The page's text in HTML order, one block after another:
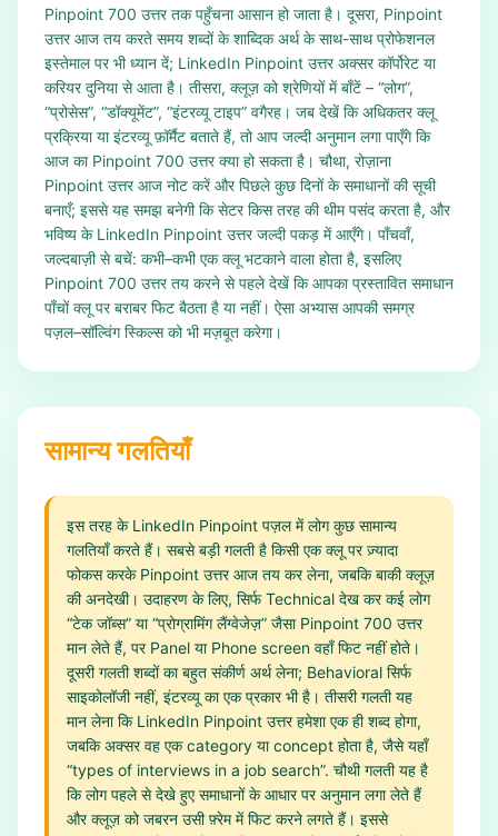
Pinpoint 700 उत्तर तक पहुँचना आसान हो जाता है। दूसरा, Pinpoint
उत्तर आज तय करते समय शब्दों के शाब्दिक अर्थ के साथ-साथ प्रोफेशनल
इस्तेमाल पर भी ध्यान दें; LinkedIn Pinpoint उत्तर अक्सर कॉर्पोरेट या
करियर दुनिया से आता है। तीसरा, क्लूज़ को श्रेणियों में बाँटें – “लोग”,
“प्रोसेस”, “डॉक्यूमेंट”, “इंटरव्यू टाइप” वगैरह। जब देखें कि अधिकतर क्लू
प्रक्रिया या इंटरव्यू फ़ॉर्मैट बताते हैं, तो आप जल्दी अनुमान लगा पाएँगे कि
आज का Pinpoint 700 उत्तर क्या हो सकता है। चौथा, रोज़ाना
Pinpoint उत्तर आज नोट करें और पिछले कुछ दिनों के समाधानों की सूची
बनाएँ; इससे यह समझ बनेगी कि सेटर किस तरह की थीम पसंद करता है, और
भविष्य के LinkedIn Pinpoint उत्तर जल्दी पकड़ में आएँगे। पाँचवाँ,
जल्दबाज़ी से बचें: कभी–कभी एक क्लू भटकाने वाला होता है, इसलिए
Pinpoint 700 उत्तर तय करने से पहले देखें कि आपका प्रस्तावित समाधान
पाँचों क्लू पर बराबर फिट बैठता है या नहीं। ऐसा अभ्यास आपकी समग्र
पज़ल–सॉल्विंग स्किल्स को भी मज़बूत करेगा।
सामान्य गलतियाँ
इस तरह के LinkedIn Pinpoint पज़ल में लोग कुछ सामान्य
गलतियाँ करते हैं। सबसे बड़ी गलती है किसी एक क्लू पर ज़्यादा
फोकस करके Pinpoint उत्तर आज तय कर लेना, जबकि बाकी क्लूज़
की अनदेखी। उदाहरण के लिए, सिर्फ Technical देख कर कई लोग
“टेक जॉब्स” या “प्रोग्रामिंग लैंग्वेजेज़” जैसा Pinpoint 700 उत्तर
मान लेते हैं, पर Panel या Phone screen वहाँ फिट नहीं होते।
दूसरी गलती शब्दों का बहुत संकीर्ण अर्थ लेना; Behavioral सिर्फ
साइकोलॉजी नहीं, इंटरव्यू का एक प्रकार भी है। तीसरी गलती यह
मान लेना कि LinkedIn Pinpoint उत्तर हमेशा एक ही शब्द होगा,
जबकि अक्सर वह एक category या concept होता है, जैसे यहाँ
“types of interviews in a job search”. चौथी गलती यह है
कि लोग पहले से देखे हुए समाधानों के आधार पर अनुमान लगा लेते हैं
और क्लूज़ को जबरन उसी फ़्रेम में फिट करने लगते हैं। इससे